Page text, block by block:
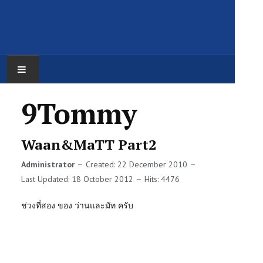
วิดิโองานนายทอม
เรื่องของการเรียนรู้
9Tommy
Waan&MaTT Part2
Administrator
Created: 22 December 2010
Last Updated: 18 October 2012
Hits: 4476
ช่วงที่สอง ของ ว่านและมัท ครับ